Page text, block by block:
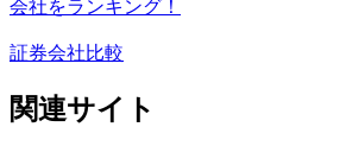
会社をランキング！
証券会社比較
関連サイト